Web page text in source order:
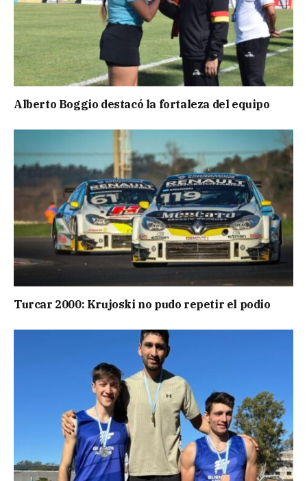
Alberto Boggio destacó la fortaleza del equipo
Turcar 2000: Krujoski no pudo repetir el podio